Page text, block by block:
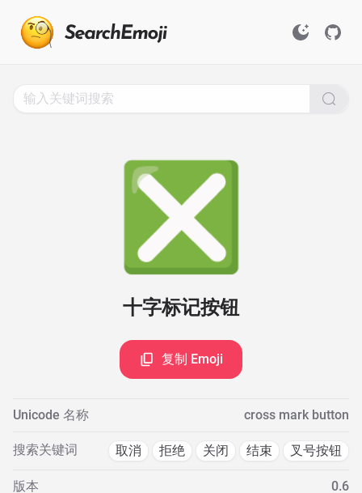
❎
十字标记按钮
复制 Emoji
Unicode 名称 cross mark button
搜索关键词 取消 拒绝 关闭 结束 叉号按钮
版本 0.6